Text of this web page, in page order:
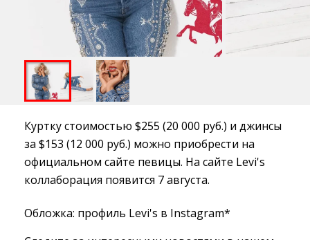
Куртку стоимостью $255 (20 000 руб.) и джинсы
за $153 (12 000 руб.) можно приобрести на
официальном сайте певицы. На сайте Levi's
коллаборация появится 7 августа.
Обложка: профиль Levi's в Instagram*